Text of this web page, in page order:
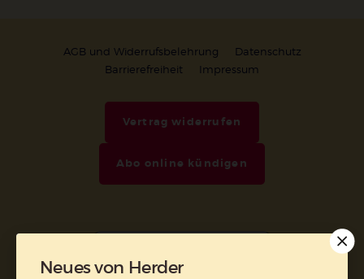
AGB und Widerrufsbelehrung
Datenschutz
Barrierefreiheit
Impressum
Vertrag widerrufen
Abo online kündigen
Neues von Herder